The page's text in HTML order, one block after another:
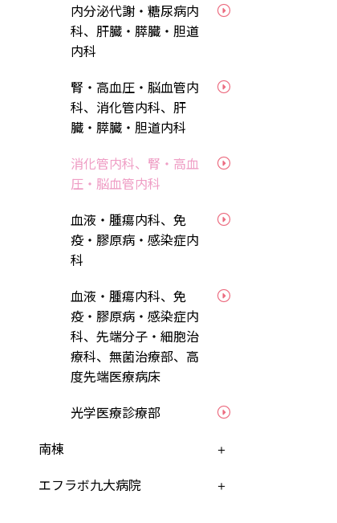
内分泌代謝・糖尿病内
科、肝臓・膵臓・胆道
内科
腎・高血圧・脳血管内
科、消化管内科、肝
臓・膵臓・胆道内科
消化管内科、腎・高血
圧・脳血管内科
血液・腫瘍内科、免
疫・膠原病・感染症内
科
血液・腫瘍内科、免
疫・膠原病・感染症内
科、先端分子・細胞治
療科、無菌治療部、高
度先端医療病床
光学医療診療部
南棟
エフラボ九大病院